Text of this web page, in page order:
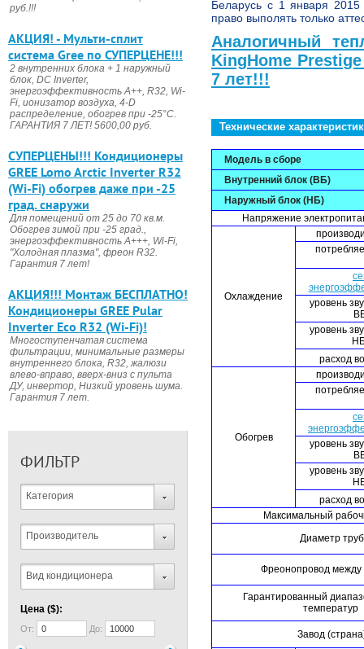
руб.!!!
АКЦИЯ! - Мульти-сплит
система Gree по СУПЕРЦЕНЕ!!!
2 внутренних блока + 1 наружный
блок, DC Invertеr,
энергоэффективность А++, R32, Wi-
Fi, ионизатор воздуха, 4-D
распределение, обогрев при -25°С.
ГАРАНТИЯ 7 ЛЕТ! 5600,00 руб.
CУПЕРЦЕНЫ!!! Кондиционеры
GREE Lomo Arctic Inverter R32
(Wi-Fi) обогрев даже при -25
град. снаружи
Для помещений от 25 до 70 кв.м.
Обогрев зимой при -25 град.,
энергоэффективность А+++, Wi-Fi,
"Холодная плазма", фреон R32.
Гарантия 7 лет!
АКЦИЯ!!! Монтаж БЕСПЛАТНО!
Кондиционеры GREE Pular
Inverter Eco R32 (Wi-Fi)!
Многоступенчатая система
фильтрации, минимальные размеры
внутреннего блока, R32, жалюзи
влево-вправо, вверх-вниз с пульта
ДУ, инвертор, Низкий уровень шума.
Гарантия 7 лет.
ФИЛЬТР
Категория
Производитель
Вид кондиционера
Цена ($):
От: До:
Беларусь с 1 января
право выполять только
Аналогичный
KingHome
7 лет!!!
Технические
Модель в сборе
Внутренний блок (ВБ)
Наружный блок (НБ)
Напряжение
Охлаждение
уровень
уровень
расход
Обогрев
уровень
уровень
расход
Максимальный
Диаметр
Фреонопровод
Гарантированный
температур
Завод